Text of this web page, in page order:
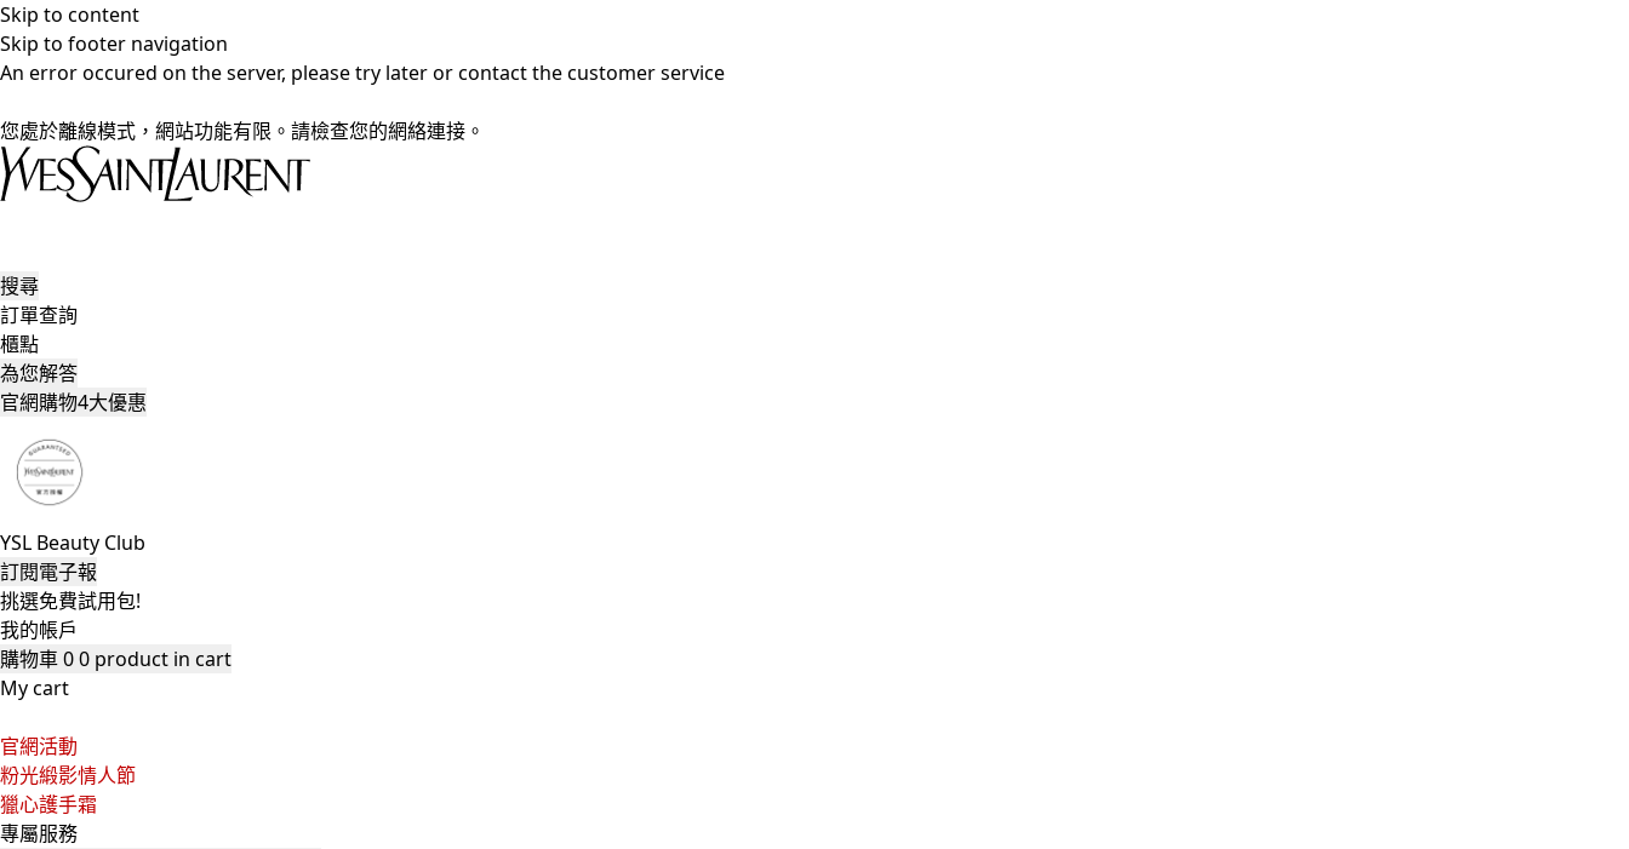
Skip to content
Skip to footer navigation
An error occured on the server, please try later or contact the customer service
您處於離線模式，網站功能有限。請檢查您的網絡連接。
搜尋
訂單查詢
櫃點
為您解答
官網購物4大優惠
YSL Beauty Club
訂閱電子報
挑選免費試用包!
我的帳戶
購物車00 product in cart
My cart
官網活動
粉光緞影情人節
獵心護手霜
專屬服務